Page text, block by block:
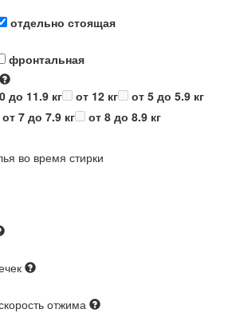
отдельно стоящая
фронтальная
до 11.9 кг от 12 кг
от 5 до 5.9 кг
от 7 до 7.9 кг
от 8 до 8.9 кг
во время стирки
отжима